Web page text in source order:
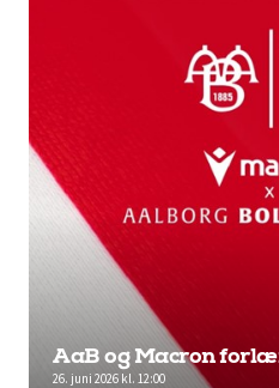
AaB og Macron
26. juni 2026 kl. 12:00